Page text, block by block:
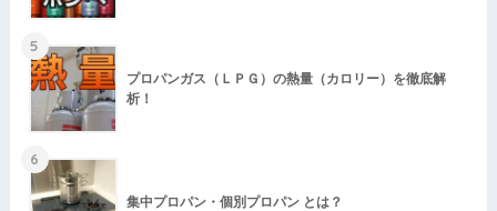
5
プロパンガス（ＬＰＧ）の熱量（カロリー）を徹底解
析！
6
集中プロパン・個別プロパン とは？